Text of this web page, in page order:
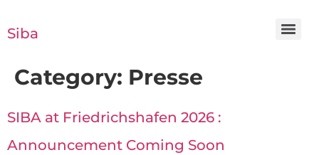
Siba
Category: Presse
SIBA at Friedrichshafen 2026 :
Announcement Coming Soon